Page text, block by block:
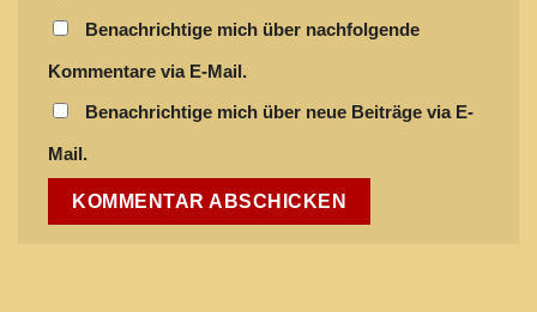
Benachrichtige mich über nachfolgende
Kommentare via E-Mail.
Benachrichtige mich über neue Beiträge via E-
Mail.